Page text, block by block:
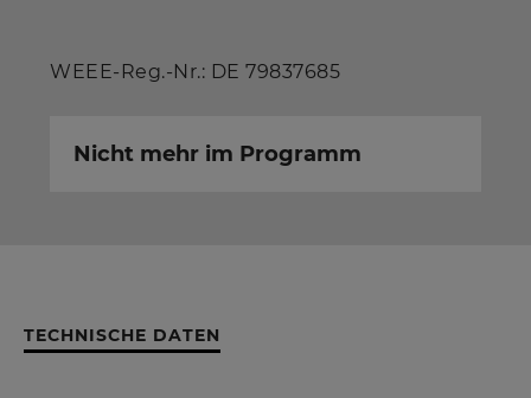
WEEE-Reg.-Nr.: DE 79837685
Nicht mehr im Programm
TECHNISCHE DATEN